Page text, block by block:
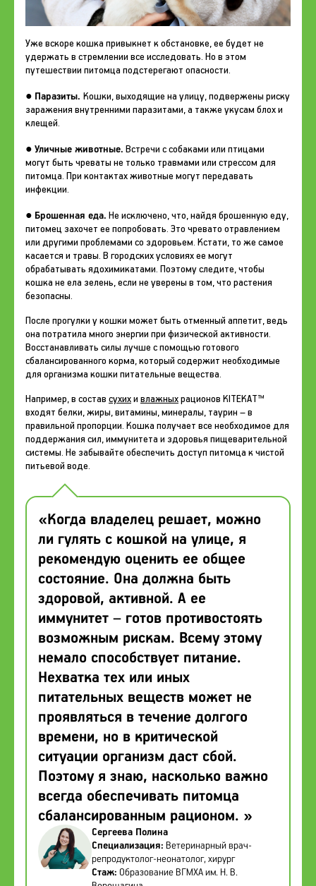
Уже вскоре кошка привыкнет к обстановке, ее будет не
удержать в стремлении все исследовать. Но в этом
путешествии питомца подстерегают опасности.
● Паразиты. Кошки, выходящие на улицу, подвержены риску
заражения внутренними паразитами, а также укусам блох и
клещей.
● Уличные животные. Встречи с собаками или птицами
могут быть чреваты не только травмами или стрессом для
питомца. При контактах животные могут передавать
инфекции.
● Брошенная еда. Не исключено, что, найдя брошенную еду,
питомец захочет ее попробовать. Это чревато отравлением
или другими проблемами со здоровьем. Кстати, то же самое
касается и травы. В городских условиях ее могут
обрабатывать ядохимикатами. Поэтому следите, чтобы
кошка не ела зелень, если не уверены в том, что растения
безопасны.
После прогулки у кошки может быть отменный аппетит, ведь
она потратила много энергии при физической активности.
Восстанавливать силы лучше с помощью готового
сбалансированного корма, который содержит необходимые
для организма кошки питательные вещества.
Например, в состав сухихи влажныхрационов KITEKAT™
входят белки, жиры, витамины, минералы, таурин – в
правильной пропорции. Кошка получает все необходимое для
поддержания сил, иммунитета и здоровья пищеварительной
системы. Не забывайте обеспечить доступ питомца к чистой
питьевой воде.
«Когда владелец решает, можно
ли гулять с кошкой на улице, я
рекомендую оценить ее общее
состояние. Она должна быть
здоровой, активной. А ее
иммунитет – готов противостоять
возможным рискам. Всему этому
немало способствует питание.
Нехватка тех или иных
питательных веществ может не
проявляться в течение долгого
времени, но в критической
ситуации организм даст сбой.
Поэтому я знаю, насколько важно
всегда обеспечивать питомца
сбалансированным рационом. »
Сергеева Полина
Специализация: Ветеринарный врач-
репродуктолог-неонатолог, хирург
Стаж: Образование ВГМХА им. Н. В.